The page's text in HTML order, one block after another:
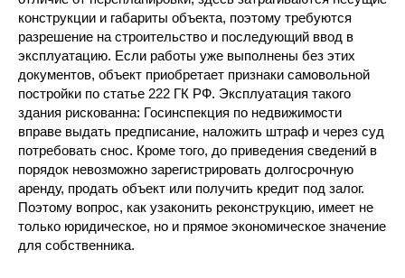
конструкции и габариты объекта, поэтому требуются
разрешение на строительство и последующий ввод в
эксплуатацию. Если работы уже выполнены без этих
документов, объект приобретает признаки самовольной
постройки по статье 222 ГК РФ. Эксплуатация такого
здания рискованна: Госинспекция по недвижимости
вправе выдать предписание, наложить штраф и через суд
потребовать снос. Кроме того, до приведения сведений в
порядок невозможно зарегистрировать долгосрочную
аренду, продать объект или получить кредит под залог.
Поэтому вопрос, как узаконить реконструкцию, имеет не
только юридическое, но и прямое экономическое значение
для собственника.